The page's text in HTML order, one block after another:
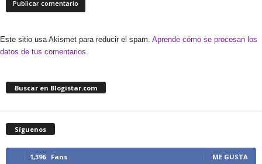
Este sitio usa Akismet para reducir el spam. Aprende cómo se procesan los
datos de tus comentarios.
Buscar en Blogistar.com
Síguenos
1,396 Fans ME GUSTA